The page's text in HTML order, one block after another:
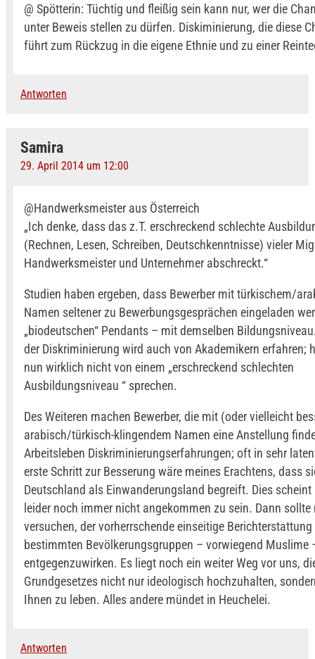
@ Spötterin: Tüchtig und fleißig sein kann nur, wer die
unter Beweis stellen zu dürfen. Diskiminierung, die diese
führt zum Rückzug in die eigene Ethnie und zu einer
Antworten
Samira
29. April 2014 um 12:00
@Handwerksmeister aus Österreich
„Ich denke, dass das z.T. erschreckend schlechte
(Rechnen, Lesen, Schreiben, Deutschkenntnisse) vieler
Handwerksmeister und Unternehmer abschreckt.“
Studien haben ergeben, dass Bewerber mit türkischem/
Namen seltener zu Bewerbungsgesprächen eingeladen
„biodeutschen“ Pendants – mit demselben
der Diskriminierung wird auch von Akademikern erfahren;
nun wirklich nicht von einem „erschreckend schlechten
Ausbildungsniveau “ sprechen.
Des Weiteren machen Bewerber, die mit (oder vielleicht
arabisch/türkisch-klingendem Namen eine Anstellung
Arbeitsleben Diskriminierungserfahrungen; oft in sehr
erste Schritt zur Besserung wäre meines Erachtens, dass
Deutschland als Einwanderungsland begreift. Dies
leider noch immer nicht angekommen zu sein. Dann sollte
versuchen, der vorherrschende einseitige Berichterstattung
bestimmten Bevölkerungsgruppen – vorwiegend Muslime
entgegenzuwirken. Es liegt noch ein weiter Weg vor uns,
Grundgesetzes nicht nur ideologisch hochzuhalten,
Ihnen zu leben. Alles andere mündet in Heuchelei.
Antworten